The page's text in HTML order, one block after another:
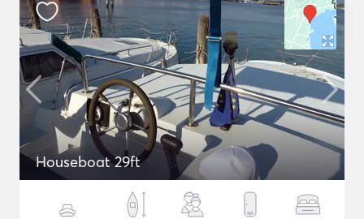
Houseboat 29ft